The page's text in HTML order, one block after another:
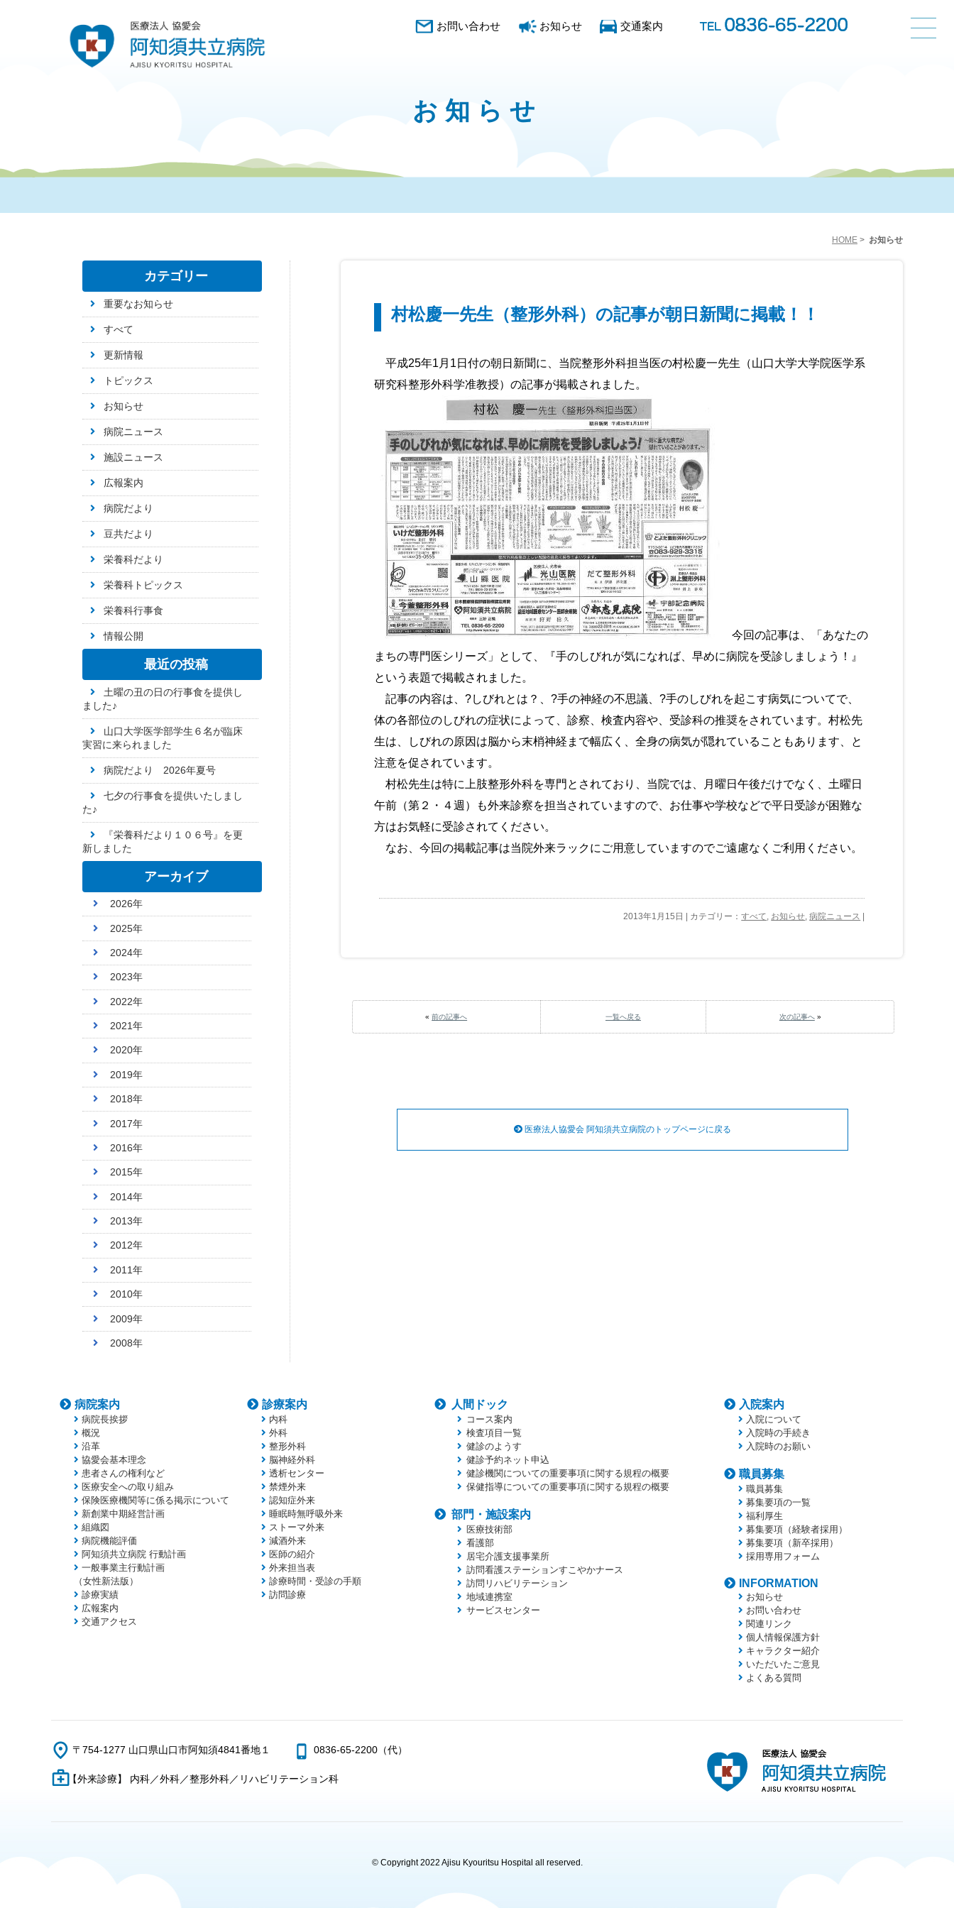
交通案内
お知らせ
お問い合わせ
お知らせ
HOME > お知らせ
村松慶一先生（整形外科）の記事が朝日新聞に掲載！！
平成25年1月1日付の朝日新聞に、当院整形外科担当医の村松慶一先生（山口大学大学院医学系
研究科整形外科学准教授）の記事が掲載されました。
今回の記事は、「あなたの
まちの専門医シリーズ」として、『手のしびれが気になれば、早めに病院を受診しましょう！』
という表題で掲載されました。
記事の内容は、?しびれとは？、?手の神経の不思議、?手のしびれを起こす病気についてで、
体の各部位のしびれの症状によって、診察、検査内容や、受診科の推奨をされています。村松先
生は、しびれの原因は脳から末梢神経まで幅広く、全身の病気が隠れていることもあります、と
注意を促されています。
村松先生は特に上肢整形外科を専門とされており、当院では、月曜日午後だけでなく、土曜日
午前（第２・４週）も外来診察を担当されていますので、お仕事や学校などで平日受診が困難な
方はお気軽に受診されてください。
なお、今回の掲載記事は当院外来ラックにご用意していますのでご遠慮なくご利用ください。
2013年1月15日 | カテゴリー：すべて お知らせ ,病院ニュース |
«前の記事へ 一覧へ戻る 次の記事へ»
医療法人協愛会 阿知須共立病院のトップページに戻る
カテゴリー
重要なお知らせ
すべて
更新情報
トピックス
お知らせ
病院ニュース
施設ニュース
広報案内
病院だより
豆共だより
栄養科だより
栄養科トピックス
栄養科行事食
情報公開
最近の投稿
土曜の丑の日の行事食を提供し
ました♪
山口大学医学部学生６名が臨床
実習に来られました
病院だより 2026年夏号
七夕の行事食を提供いたしまし
た♪
『栄養科だより１０６号』を更
新しました
アーカイブ
2026年
2025年
2024年
2023年
2022年
2021年
2020年
2019年
2018年
2017年
2016年
2015年
2014年
2013年
2012年
2011年
2010年
2009年
2008年
病院案内
病院長挨拶
概況
沿革
協愛会基本理念
患者さんの権利など
医療安全への取り組み
保険医療機関等に係る掲示について
新創業中期経営計画
組織図
病院機能評価
阿知須共立病院 行動計画
一般事業主行動計画
（女性新法版）
診療実績
広報案内
交通アクセス
診療案内
内科
外科
整形外科
脳神経外科
透析センター
禁煙外来
認知症外来
睡眠時無呼吸外来
ストーマ外来
減酒外来
医師の紹介
外来担当表
診療時間・受診の手順
訪問診療
人間ドック
コース案内
検査項目一覧
健診のようす
健診予約ネット申込
健診機関についての重要事項に関する規程の概要
保健指導についての重要事項に関する規程の概要
部門・施設案内
医療技術部
看護部
居宅介護支援事業所
訪問看護ステーションすこやかナース
訪問リハビリテーション
地域連携室
サービスセンター
入院案内
入院について
入院時の手続き
入院時のお願い
職員募集
職員募集
募集要項の一覧
福利厚生
募集要項（経験者採用）
募集要項（新卒採用）
採用専用フォーム
INFORMATION
お知らせ
お問い合わせ
関連リンク
個人情報保護方針
キャラクター紹介
いただいたご意見
よくある質問
〒754-1277 山口県山口市阿知須4841番地１ 0836-65-2200（代）
【外来診療】 内科／外科／整形外科／リハビリテーション科
© Copyright 2022 Ajisu Kyouritsu Hospital all reserved.